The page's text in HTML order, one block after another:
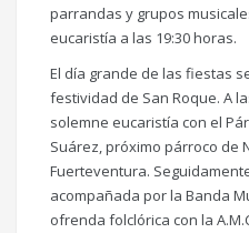
parrandas y grupos
eucaristía a las 19:30 horas.
El día grande de las fiestas
festividad de San Roque. A
solemne eucaristía con el
Suárez, próximo párroco de
Fuerteventura.
acompañada por la Banda
ofrenda folclórica con la